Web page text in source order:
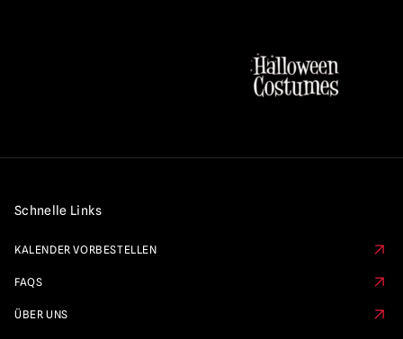
Schnelle Links
KALENDER VORBESTELLEN
FAQS
ÜBER UNS